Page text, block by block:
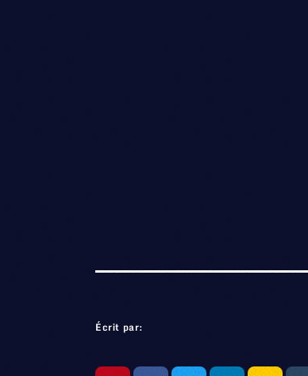
Écrit par: